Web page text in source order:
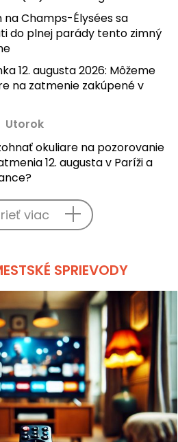
Champs-Élysées sa
do plnej parády tento zimný
12. augusta 2026: Môžeme
na zatmenie zakúpené v
Utorok
okuliare na pozorovanie
12. augusta v Paríži a
viac
SPRIEVODY